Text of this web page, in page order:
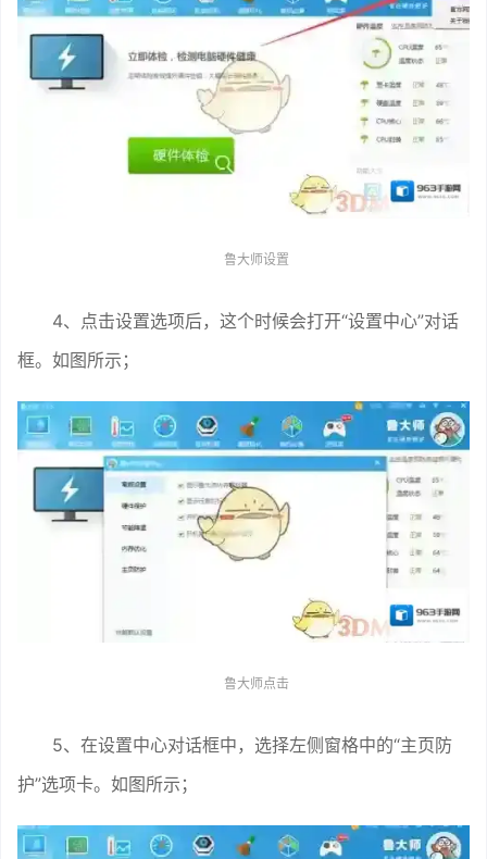
鲁大师设置
4、点击设置选项后，这个时候会打开“设置中心”对话
框。如图所示；
鲁大师点击
5、在设置中心对话框中，选择左侧窗格中的“主页防
护”选项卡。如图所示；